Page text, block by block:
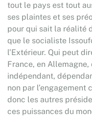
tout le pays est tout
ses plaintes et ses
pour qui sait la réalité
que le socialiste
l’Extérieur. Qui peut
France, en
indépendant,
non par l’engagement
donc les autres
ces puissances du